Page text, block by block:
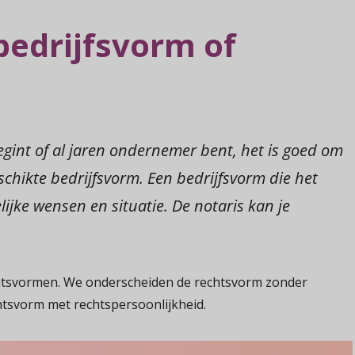
of
of al jaren ondernemer bent, het is goed om
bedrijfsvorm. Een bedrijfsvorm die het
wensen en situatie. De notaris kan je
We onderscheiden de rechtsvorm zonder
met rechtspersoonlijkheid.